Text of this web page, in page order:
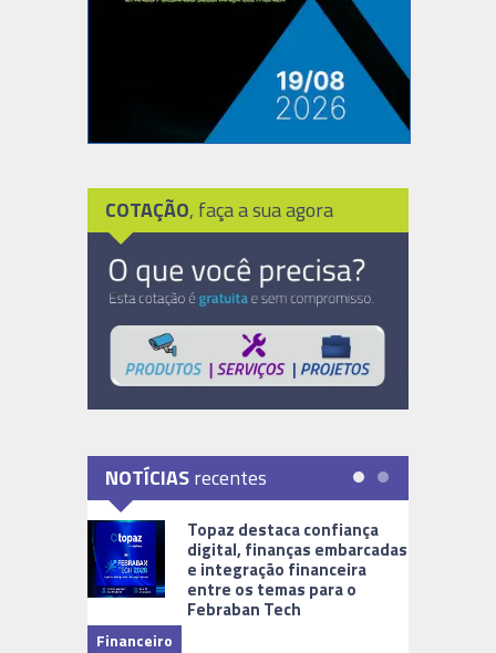
COTAÇÃO, faça a sua agora
NOTÍCIASrecentes
Topaz destaca confiança
digital, finanças embarcadas
e integração financeira
entre os temas para o
Febraban Tech
Financeiro